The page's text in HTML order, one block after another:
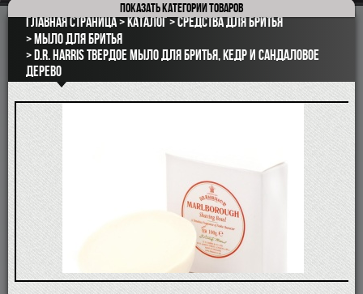
Показатькатегории товаров
ПОДАРОЧНЫЕ НАБОРЫ
РЕМНИ
БРИТВЕННЫЕ НАБОРЫ
ПОСЛЕ БРИТЬЯ
ДЛЯ БОРОДЫ И УСОВ
ДЛЯ ВОЛОС И ТЕЛА
ПАРФЮМ
КОСМЕТИЧКИ
АКСЕССУАРЫ
Главная страница Каталог
Средства для бритья
Мыло для бритья
D.R. Harris твердое мыло для бритья, кедр и сандаловое
дерево